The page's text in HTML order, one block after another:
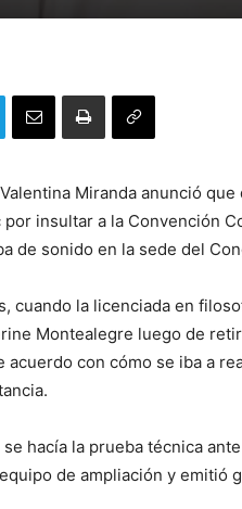
Miranda anunció
insultar a la Convención
de sonido en la sede del
cuando la licenciada en
Montealegre luego de
acuerdo con cómo se iba a
hacía la prueba técnica
de ampliación y emitió